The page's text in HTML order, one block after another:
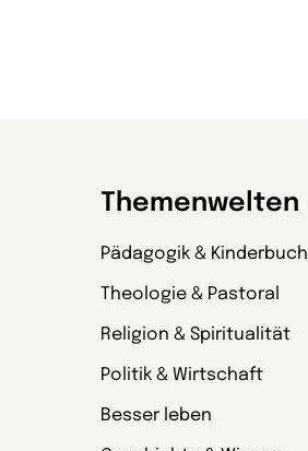
Themenwelten
Pädagogik & Kinderbuch
Theologie & Pastoral
Religion & Spiritualität
Politik & Wirtschaft
Besser leben